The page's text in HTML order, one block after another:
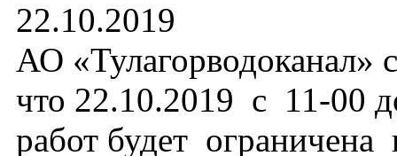
22.10.2019
АО «Тулагорводоканал»
что 22.10.2019 с 11-00
работ будет ограничена